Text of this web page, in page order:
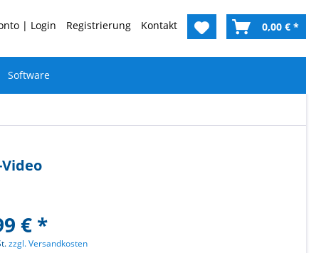
| Login Registrierung Kontakt 0,00 € *
Software
Video
€ *
zzgl. Versandkosten